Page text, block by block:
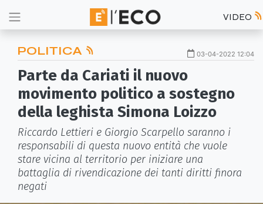
VIDEO
POLITICA 03-04-2022 12:04
Parte da Cariati il nuovo
movimento politico a sostegno
della leghista Simona Loizzo
Riccardo Lettieri e Giorgio Scarpello saranno i
responsabili di questa nuovo entità che vuole
stare vicina al territorio per iniziare una
battaglia di rivendicazione dei tanti diritti finora
negati